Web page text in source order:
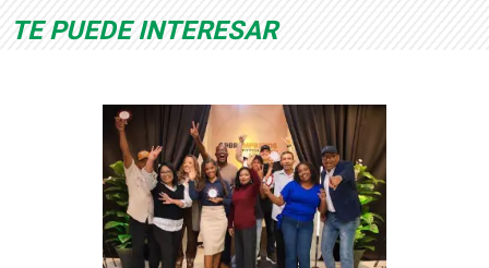
TE PUEDE INTERESAR